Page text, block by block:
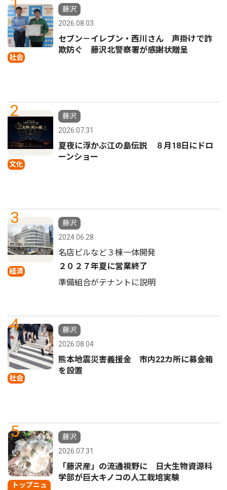
社会
藤沢
2026.08.03
セブン－イレブン・西川さん 声掛けで詐
欺防ぐ 藤沢北警察署が感謝状贈呈
2
文化
藤沢
2026.07.31
夏夜に浮かぶ江の島伝説 ８月18日にドロ
ーンショー
3
経済
藤沢
2024.06.28
名店ビルなど３棟一体開発
２０２７年夏に営業終了
準備組合がテナントに説明
4
社会
藤沢
2026.08.04
熊本地震災害義援金 市内22カ所に募金箱
を設置
5
トップニュ
藤沢
2026.07.31
「藤沢産」の流通視野に 日大生物資源科
学部が巨大キノコの人工栽培実験